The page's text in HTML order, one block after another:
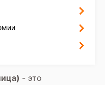
- это